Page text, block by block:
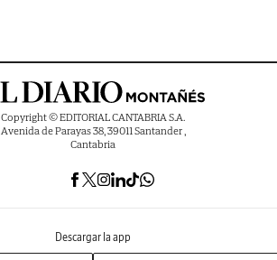
Copyright © EDITORIAL CANTABRIA S.A.
Avenida de Parayas 38, 39011 Santander ,
Cantabria
Descargar la app